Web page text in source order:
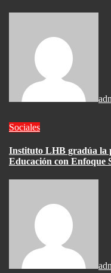
Sociales
Instituto LHB gradúa la
Educación con Enfoque